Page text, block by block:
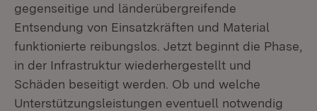
gegenseitige und länderübergreifende
Entsendung von Einsatzkräften und Material
funktionierte reibungslos. Jetzt beginnt die Phase,
in der Infrastruktur wiederhergestellt und
Schäden beseitigt werden. Ob und welche
Unterstützungsleistungen eventuell notwendig